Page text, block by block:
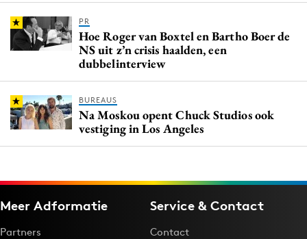
PR
Hoe Roger van Boxtel en Bartho Boer de
NS uit z’n crisis haalden, een
dubbelinterview
BUREAUS
Na Moskou opent Chuck Studios ook
vestiging in Los Angeles
Meer Adformatie
Partners
Service & Contact
Contact